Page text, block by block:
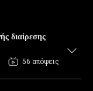
διαίρεσης
56 απόψεις